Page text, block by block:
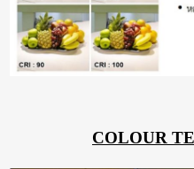
COLOUR